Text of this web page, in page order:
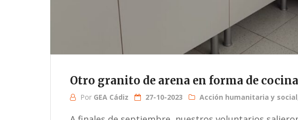
Otro granito de arena en forma de cocina
Por GEA Cádiz 27-10-2023 Acción humanitaria y social